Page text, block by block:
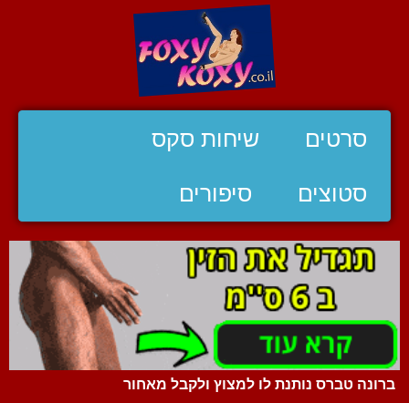
סרטים שיחות סקס
סטוצים סיפורים
ברונה טברס נותנת לו למצוץ ולקבל מאחור